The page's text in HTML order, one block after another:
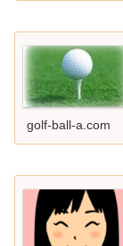
golf-ball-a.com